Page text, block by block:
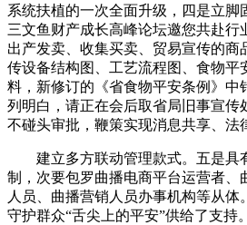
系统扶植的一次全面升级，四是立脚
三文鱼财产成长高峰论坛邀您共赴行
出产发卖、收集买卖、贸易宣传的商
传设备结构图、工艺流程图、食物平
料，新修订的《省食物平安条例》中
列明白，请正在会后取省局旧事宣传
不碰头审批，鞭策实现消息共享、法
建立多方联动管理款式。五是具
制，次要包罗曲播电商平台运营者、
人员、曲播营销人员办事机构等从体
守护群众“舌尖上的平安”供给了支持